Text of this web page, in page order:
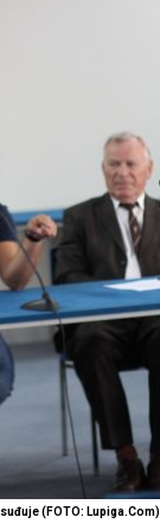
(FOTO: Lupiga.Com)